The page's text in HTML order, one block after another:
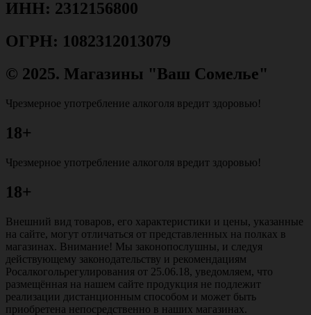
ИНН: 2312156800
ОГРН: 1082312013079
© 2025. Магазины "Ваш Сомелье"
Чрезмерное употребление алкоголя вредит здоровью!
18+
Чрезмерное употребление алкоголя вредит здоровью!
18+
Внешний вид товаров, его характеристики и цены, указанные
на сайте, могут отличаться от представленных на полках в
магазинах. Внимание! Мы законопослушны, и следуя
действующему законодательству и рекомендациям
Росалкогольрегулирования от 25.06.18, уведомляем, что
размещённая на нашем сайте продукция не подлежит
реализации дистанционным способом и может быть
приобретена непосредственно в наших магазинах.